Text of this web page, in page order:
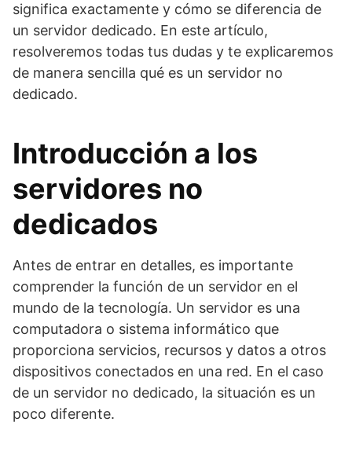
significa exactamente y cómo se diferencia de
un servidor dedicado. En este artículo,
resolveremos todas tus dudas y te explicaremos
de manera sencilla qué es un servidor no
dedicado.
Introducción a los
servidores no
dedicados
Antes de entrar en detalles, es importante
comprender la función de un servidor en el
mundo de la tecnología. Un servidor es una
computadora o sistema informático que
proporciona servicios, recursos y datos a otros
dispositivos conectados en una red. En el caso
de un servidor no dedicado, la situación es un
poco diferente.